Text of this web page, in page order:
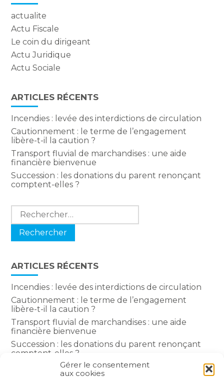
Gérer le consentement
aux cookies
actualite
Actu Fiscale
Le coin du dirigeant
Actu Juridique
Actu Sociale
ARTICLES RÉCENTS
Incendies : levée des interdictions de circulation
Cautionnement : le terme de l’engagement
libère-t-il la caution ?
Transport fluvial de marchandises : une aide
financière bienvenue
Succession : les donations du parent renonçant
comptent-elles ?
Rechercher :
ARTICLES RÉCENTS
Incendies : levée des interdictions de circulation
Cautionnement : le terme de l’engagement
libère-t-il la caution ?
Transport fluvial de marchandises : une aide
financière bienvenue
Succession : les donations du parent renonçant
comptent-elles ?
Encadrement des loyers : une année de plus